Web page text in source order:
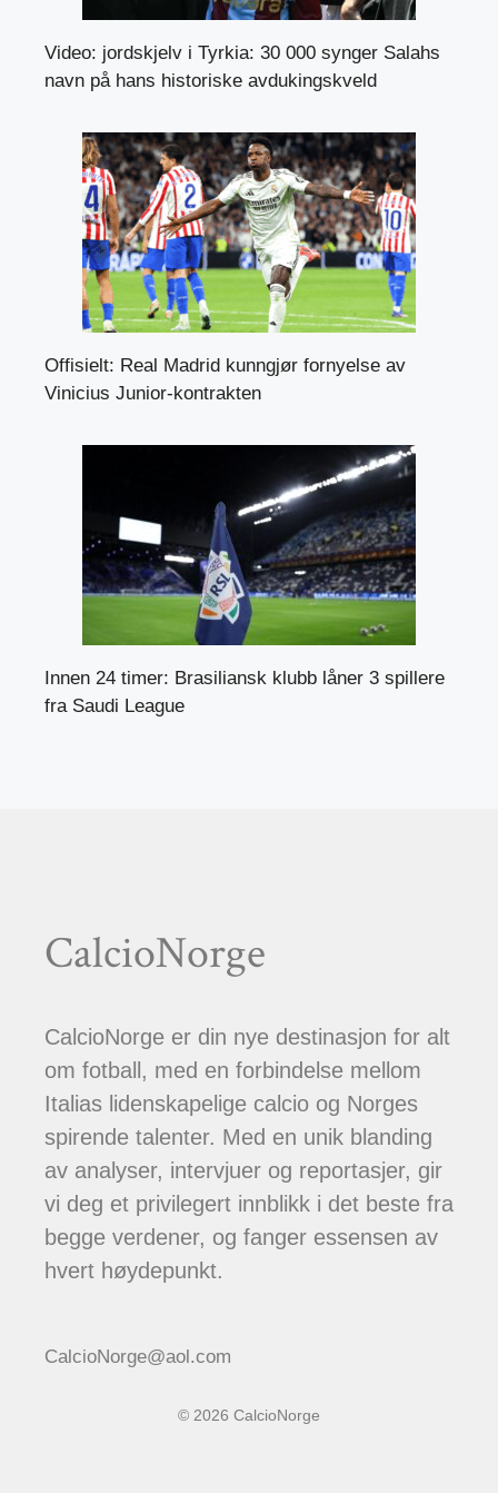
Video: jordskjelv i Tyrkia: 30 000 synger Salahs
navn på hans historiske avdukingskveld
Offisielt: Real Madrid kunngjør fornyelse av
Vinicius Junior-kontrakten
Innen 24 timer: Brasiliansk klubb låner 3 spillere
fra Saudi League
CalcioNorge
CalcioNorge er din nye destinasjon for alt
om fotball, med en forbindelse mellom
Italias lidenskapelige calcio og Norges
spirende talenter. Med en unik blanding
av analyser, intervjuer og reportasjer, gir
vi deg et privilegert innblikk i det beste fra
begge verdener, og fanger essensen av
hvert høydepunkt.
CalcioNorge@aol.com
© 2026 CalcioNorge